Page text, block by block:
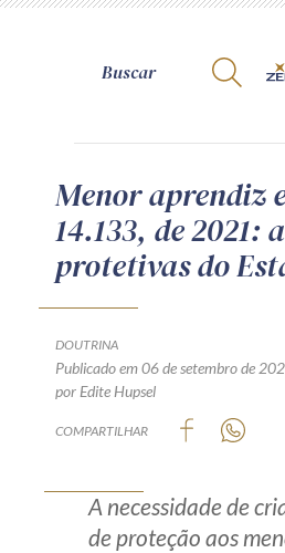
A Zênite
Como publicar
Site da
Política de
Guia de Direitos dos
Encarregado
Produtos e
Menor aprendiz
14.133, de 2021:
protetivas do
DOUTRINA
Publicado em 06 de setembro de
por Edite Hupsel
COMPARTILHAR
A necessidade de
de proteção aos